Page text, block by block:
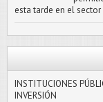
esta tarde en el
INSTITUCIONES
INVERSIÓN